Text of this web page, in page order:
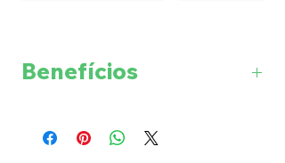
Benefícios
Aliviar o inchaço nas pernas